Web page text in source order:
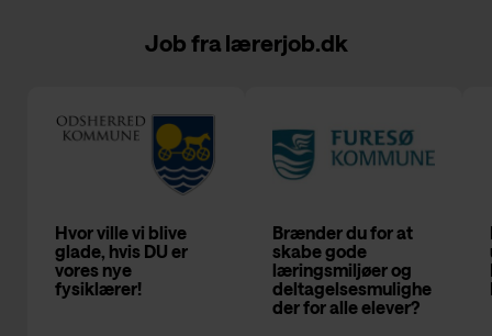
Job fra lærerjob.dk
Hvor ville vi blive
glade, hvis DU er
vores nye
fysiklærer!
Brænder du for at
skabe gode
læringsmiljøer og
deltagelsesmulighe
der for alle elever?